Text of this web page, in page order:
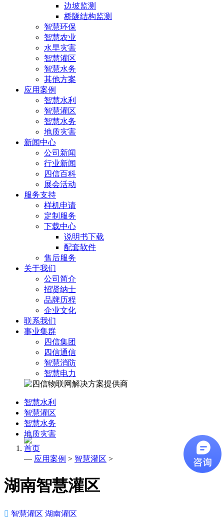
边坡监测
桥隧结构监测
智慧环保
智慧农业
水旱灾害
智慧灌区
智慧水务
其他方案
应用案例
智慧水利
智慧灌区
智慧水务
地质灾害
新闻中心
公司新闻
行业新闻
四信百科
展会活动
服务支持
样机申请
定制服务
下载中心
说明书下载
配套软件
售后服务
关于我们
公司简介
招贤纳士
品牌历程
企业文化
联系我们
事业集群
四信集团
四信通信
智慧消防
智慧电力
智慧水利
智慧灌区
智慧水务
地质灾害
首页
— 应用案例 > 智慧灌区 >
湖南智慧灌区
 智慧灌区 湖南灌区